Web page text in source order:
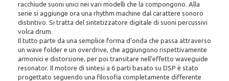
racchiude suoni unici nei vari modelli che la compongono. Alla
serie si aggiunge ora una rhythm machine dal carattere sonoro
distintivo. Si tratta del sintetizzatore digitale di suoni percussivi
volca drum.
Il tutto parte da una semplice forma d’onda che passa attraverso
un wave folder e un overdrive, che aggiungono rispettivamente
armonici e distorsione, per poi transitare nell’effetto waveguide
resonator. Il motore di sintesi a 6 parti basato su DSP è stato
progettato seguendo una filosofia completamente differente